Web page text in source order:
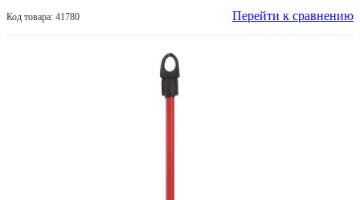
Код товара: 41780 Перейти к сравнению